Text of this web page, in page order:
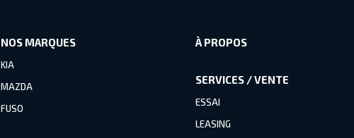
NOS MARQUES
KIA
MAZDA
FUSO
À PROPOS
SERVICES / VENTE
ESSAI
LEASING